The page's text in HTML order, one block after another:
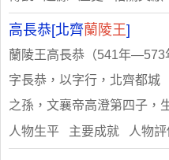
高長恭[北齊蘭陵王]
蘭陵王高長恭（541年―573
字長恭，以字行，北齊都城
之孫，文襄帝高澄第四子，
人物生平 主要成就 人物